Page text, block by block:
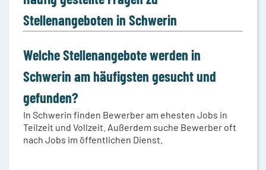
Stellenangeboten in Schwerin
Welche Stellenangebote werden in
Schwerin am häufigsten gesucht und
gefunden?
In Schwerin finden Bewerber am ehesten Jobs in
Teilzeit und Vollzeit. Außerdem suche Bewerber oft
nach Jobs im öffentlichen Dienst.